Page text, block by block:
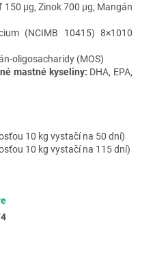
150 µg, Zinok 700 µg, Mangán
(NCIMB 10415) 8×1010
oligosacharidy (MOS)
mastné kyseliny: DHA, EPA,
10 kg vystačí na 50 dní)
10 kg vystačí na 115 dní)